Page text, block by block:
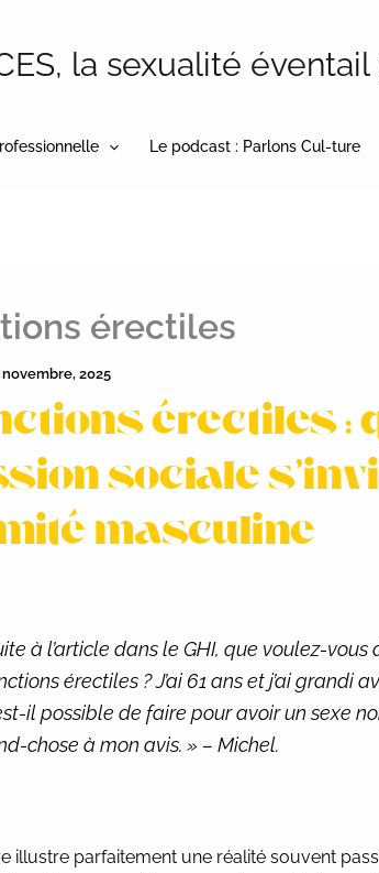
la sexualité
Le podcast : Parlons Cul-ture
érectiles
novembre, 2025
érectiles :
sociale
masculine
à l’article dans le GHI, que voulez-vous
érectiles ? J’ai 61 ans et j’ai grandi
il possible de faire pour avoir un sexe
chose à mon avis. » – Michel.
illustre parfaitement une réalité souvent